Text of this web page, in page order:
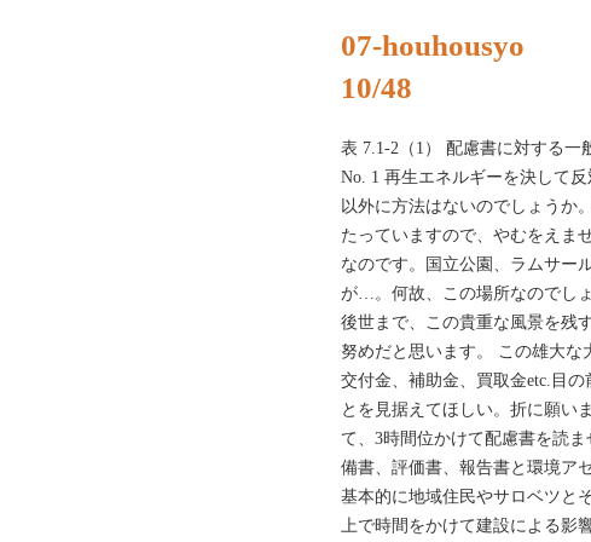
07-houhousyo
10/48
表 7.1-2（1） 配慮書に対する
No. 1 再生エネルギーを決して
以外に方法はないのでしょうか
たっていますので、やむをえま
なのです。国立公園、ラムサー
が…。何故、この場所なのでし
後世まで、この貴重な風景を残
努めだと思います。 この雄大な
交付金、補助金、買取金etc.目
とを見据えてほしい。折に願い
て、3時間位かけて配慮書を読
備書、評価書、報告書と環境ア
基本的に地域住民やサロベツと
上で時間をかけて建設による影